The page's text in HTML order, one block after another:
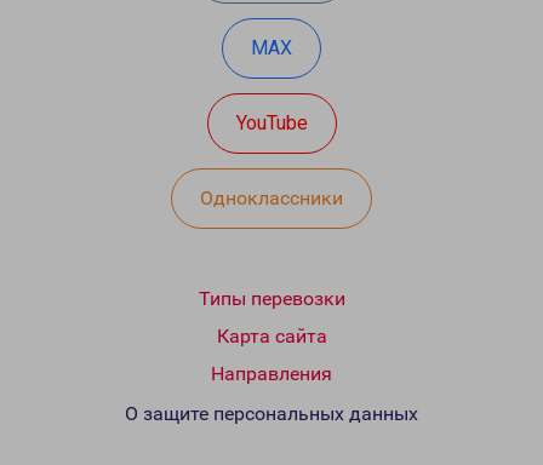
MAX
YouTube
Одноклассники
Типы перевозки
Карта сайта
Направления
О защите персональных данных